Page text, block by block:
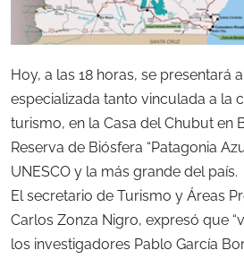
Hoy, a las 18 horas, se presentará
especializada tanto vinculada a la
turismo, en la Casa del Chubut en
Reserva de Biósfera “Patagonia
UNESCO y la más grande del país.
El secretario de Turismo y Áreas
Carlos Zonza Nigro, expresó que
los investigadores Pablo García